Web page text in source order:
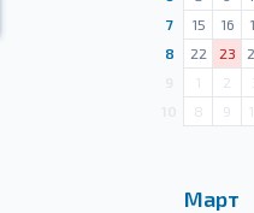
7
15 16
8
22 23
1 2
8 9
Март